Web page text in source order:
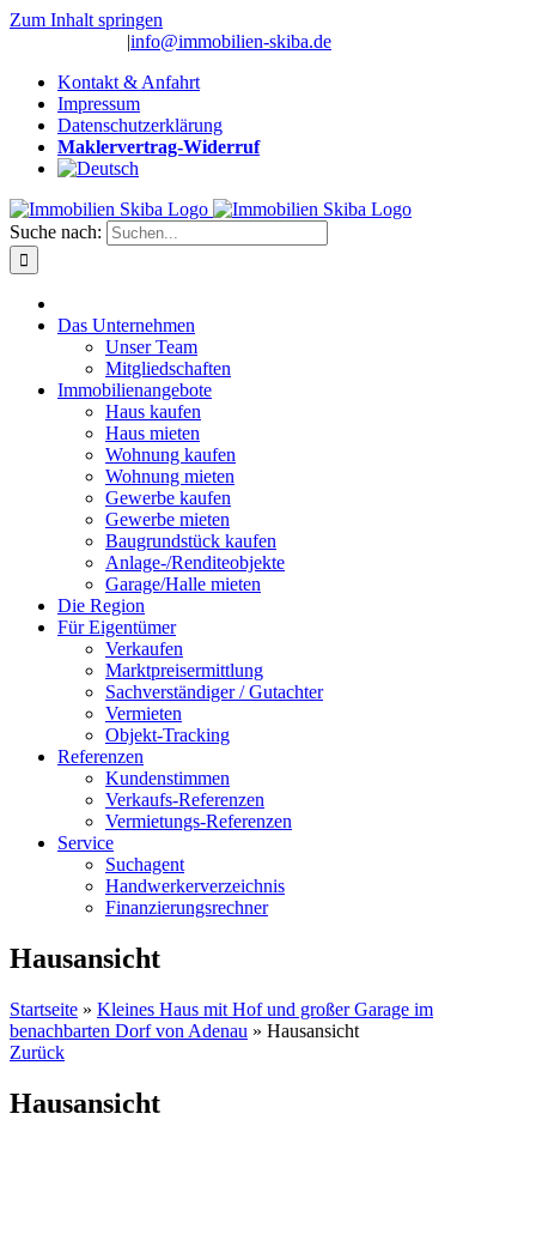
Zum Inhalt springen
|info@immobilien-skiba.de
Kontakt & Anfahrt
Impressum
Datenschutzerklärung
Maklervertrag-Widerruf
Suche nach:
Das Unternehmen
Unser Team
Mitgliedschaften
Immobilienangebote
Haus kaufen
Haus mieten
Wohnung kaufen
Wohnung mieten
Gewerbe kaufen
Gewerbe mieten
Baugrundstück kaufen
Anlage-/Renditeobjekte
Garage/Halle mieten
Die Region
Für Eigentümer
Verkaufen
Marktpreisermittlung
Sachverständiger / Gutachter
Vermieten
Objekt-Tracking
Referenzen
Kundenstimmen
Verkaufs-Referenzen
Vermietungs-Referenzen
Service
Suchagent
Handwerkerverzeichnis
Finanzierungsrechner
Hausansicht
Startseite » Kleines Haus mit Hof und großer Garage im
benachbarten Dorf von Adenau » Hausansicht
Zurück
Hausansicht